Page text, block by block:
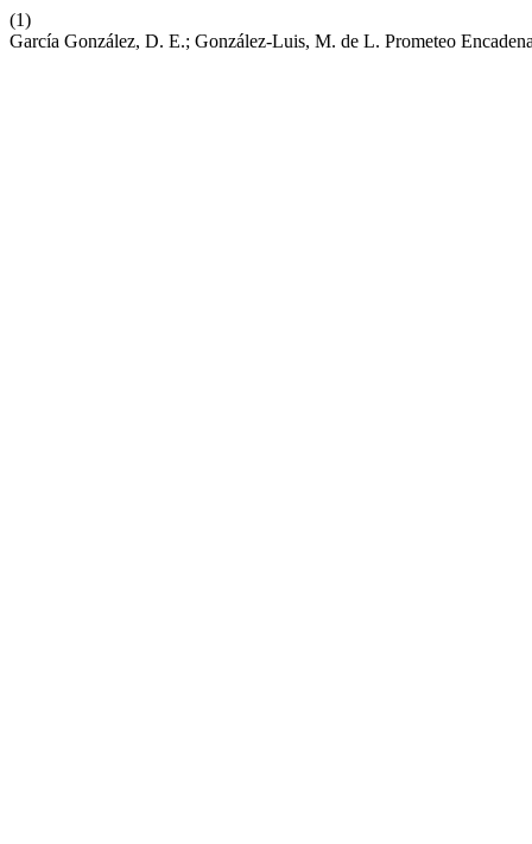
(1)
García González, D. E.; González-Luis, M. de L. Prometeo